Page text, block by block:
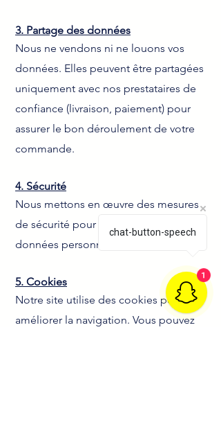
3. Partage des données
Nous ne vendons ni ne louons vos
données. Elles peuvent être partagées
uniquement avec nos prestataires de
confiance (livraison, paiement) pour
assurer le bon déroulement de votre
commande.
4. Sécurité
Nous mettons en œuvre des mesures
de sécurité pour protéger vos
données personnelles.
5. Cookies
Notre site utilise des cookies pour
améliorer la navigation. Vous pouvez
chat-button-speech
1